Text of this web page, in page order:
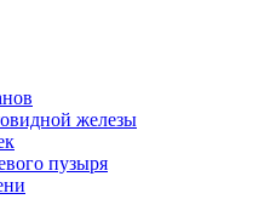
железы
пузыря